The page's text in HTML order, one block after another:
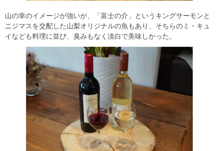
山の幸のイメージが強いが、「富士の介」というキングサーモンと
ニジマスを交配した山梨オリジナルの魚もあり、そちらのミ・キュ
イなども料理に並び、臭みもなく淡白で美味しかった。